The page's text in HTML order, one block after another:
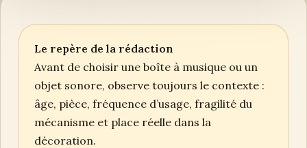
Le repère de la rédaction
Avant de choisir une boîte à musique ou un
objet sonore, observe toujours le contexte :
âge, pièce, fréquence d’usage, fragilité du
mécanisme et place réelle dans la
décoration.